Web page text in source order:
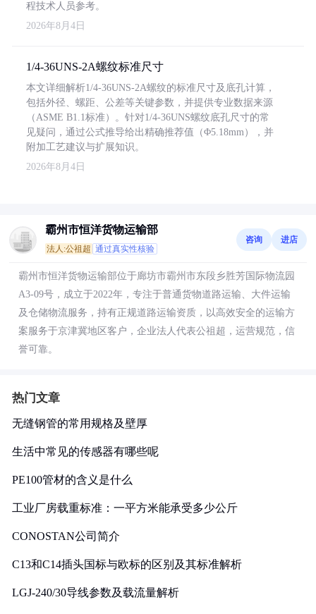
程技术人员参考。
2026年8月4日
1/4-36UNS-2A螺纹标准尺寸
本文详细解析1/4-36UNS-2A螺纹的标准尺寸及底孔计算，
包括外径、螺距、公差等关键参数，并提供专业数据来源
（ASME B1.1标准）。针对1/4-36UNS螺纹底孔尺寸的常
见疑问，通过公式推导给出精确推荐值（Φ5.18mm），并
附加工艺建议与扩展知识。
2026年8月4日
霸州市恒洋货物运输部
法人:公祖超 通过真实性核验
咨询 进店
霸州市恒洋货物运输部位于廊坊市霸州市东段乡胜芳国际物流园
A3-09号，成立于2022年，专注于普通货物道路运输、大件运输
及仓储物流服务，持有正规道路运输资质，以高效安全的运输方
案服务于京津冀地区客户，企业法人代表公祖超，运营规范，信
誉可靠。
热门文章
无缝钢管的常用规格及壁厚
生活中常见的传感器有哪些呢
PE100管材的含义是什么
工业厂房载重标准：一平方米能承受多少公斤
CONOSTAN公司简介
C13和C14插头国标与欧标的区别及其标准解析
LGJ-240/30导线参数及载流量解析